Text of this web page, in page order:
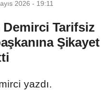
2026 - 19:11
Demirci Tarifsiz
Şikayet
yazdı.